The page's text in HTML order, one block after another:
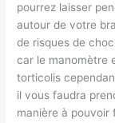
pourrez laisser
autour de votre
de risques de
car le manomètre
torticolis
il vous faudra
manière à pouvoir